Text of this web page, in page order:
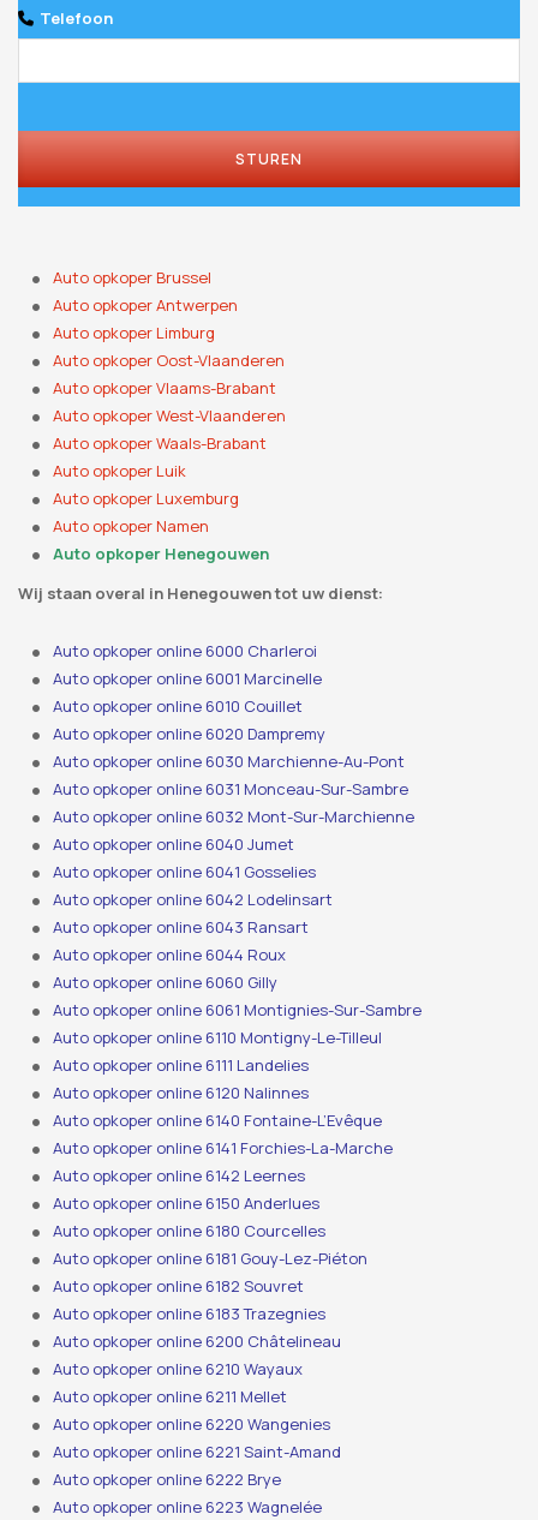
Telefoon
STUREN
Auto opkoper Brussel
Auto opkoper Antwerpen
Auto opkoper Limburg
Auto opkoper Oost-Vlaanderen
Auto opkoper Vlaams-Brabant
Auto opkoper West-Vlaanderen
Auto opkoper Waals-Brabant
Auto opkoper Luik
Auto opkoper Luxemburg
Auto opkoper Namen
Auto opkoper Henegouwen
Wij staan ​​overal in Henegouwen tot uw dienst:
Auto opkoper online 6000 Charleroi
Auto opkoper online 6001 Marcinelle
Auto opkoper online 6010 Couillet
Auto opkoper online 6020 Dampremy
Auto opkoper online 6030 Marchienne-Au-Pont
Auto opkoper online 6031 Monceau-Sur-Sambre
Auto opkoper online 6032 Mont-Sur-Marchienne
Auto opkoper online 6040 Jumet
Auto opkoper online 6041 Gosselies
Auto opkoper online 6042 Lodelinsart
Auto opkoper online 6043 Ransart
Auto opkoper online 6044 Roux
Auto opkoper online 6060 Gilly
Auto opkoper online 6061 Montignies-Sur-Sambre
Auto opkoper online 6110 Montigny-Le-Tilleul
Auto opkoper online 6111 Landelies
Auto opkoper online 6120 Nalinnes
Auto opkoper online 6140 Fontaine-L’Evêque
Auto opkoper online 6141 Forchies-La-Marche
Auto opkoper online 6142 Leernes
Auto opkoper online 6150 Anderlues
Auto opkoper online 6180 Courcelles
Auto opkoper online 6181 Gouy-Lez-Piéton
Auto opkoper online 6182 Souvret
Auto opkoper online 6183 Trazegnies
Auto opkoper online 6200 Châtelineau
Auto opkoper online 6210 Wayaux
Auto opkoper online 6211 Mellet
Auto opkoper online 6220 Wangenies
Auto opkoper online 6221 Saint-Amand
Auto opkoper online 6222 Brye
Auto opkoper online 6223 Wagnelée